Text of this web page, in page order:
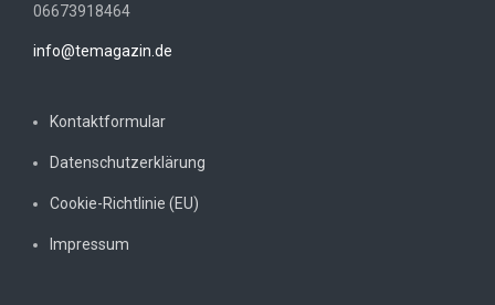
06673918464
info@temagazin.de
Kontaktformular
Datenschutzerklärung
Cookie-Richtlinie (EU)
Impressum